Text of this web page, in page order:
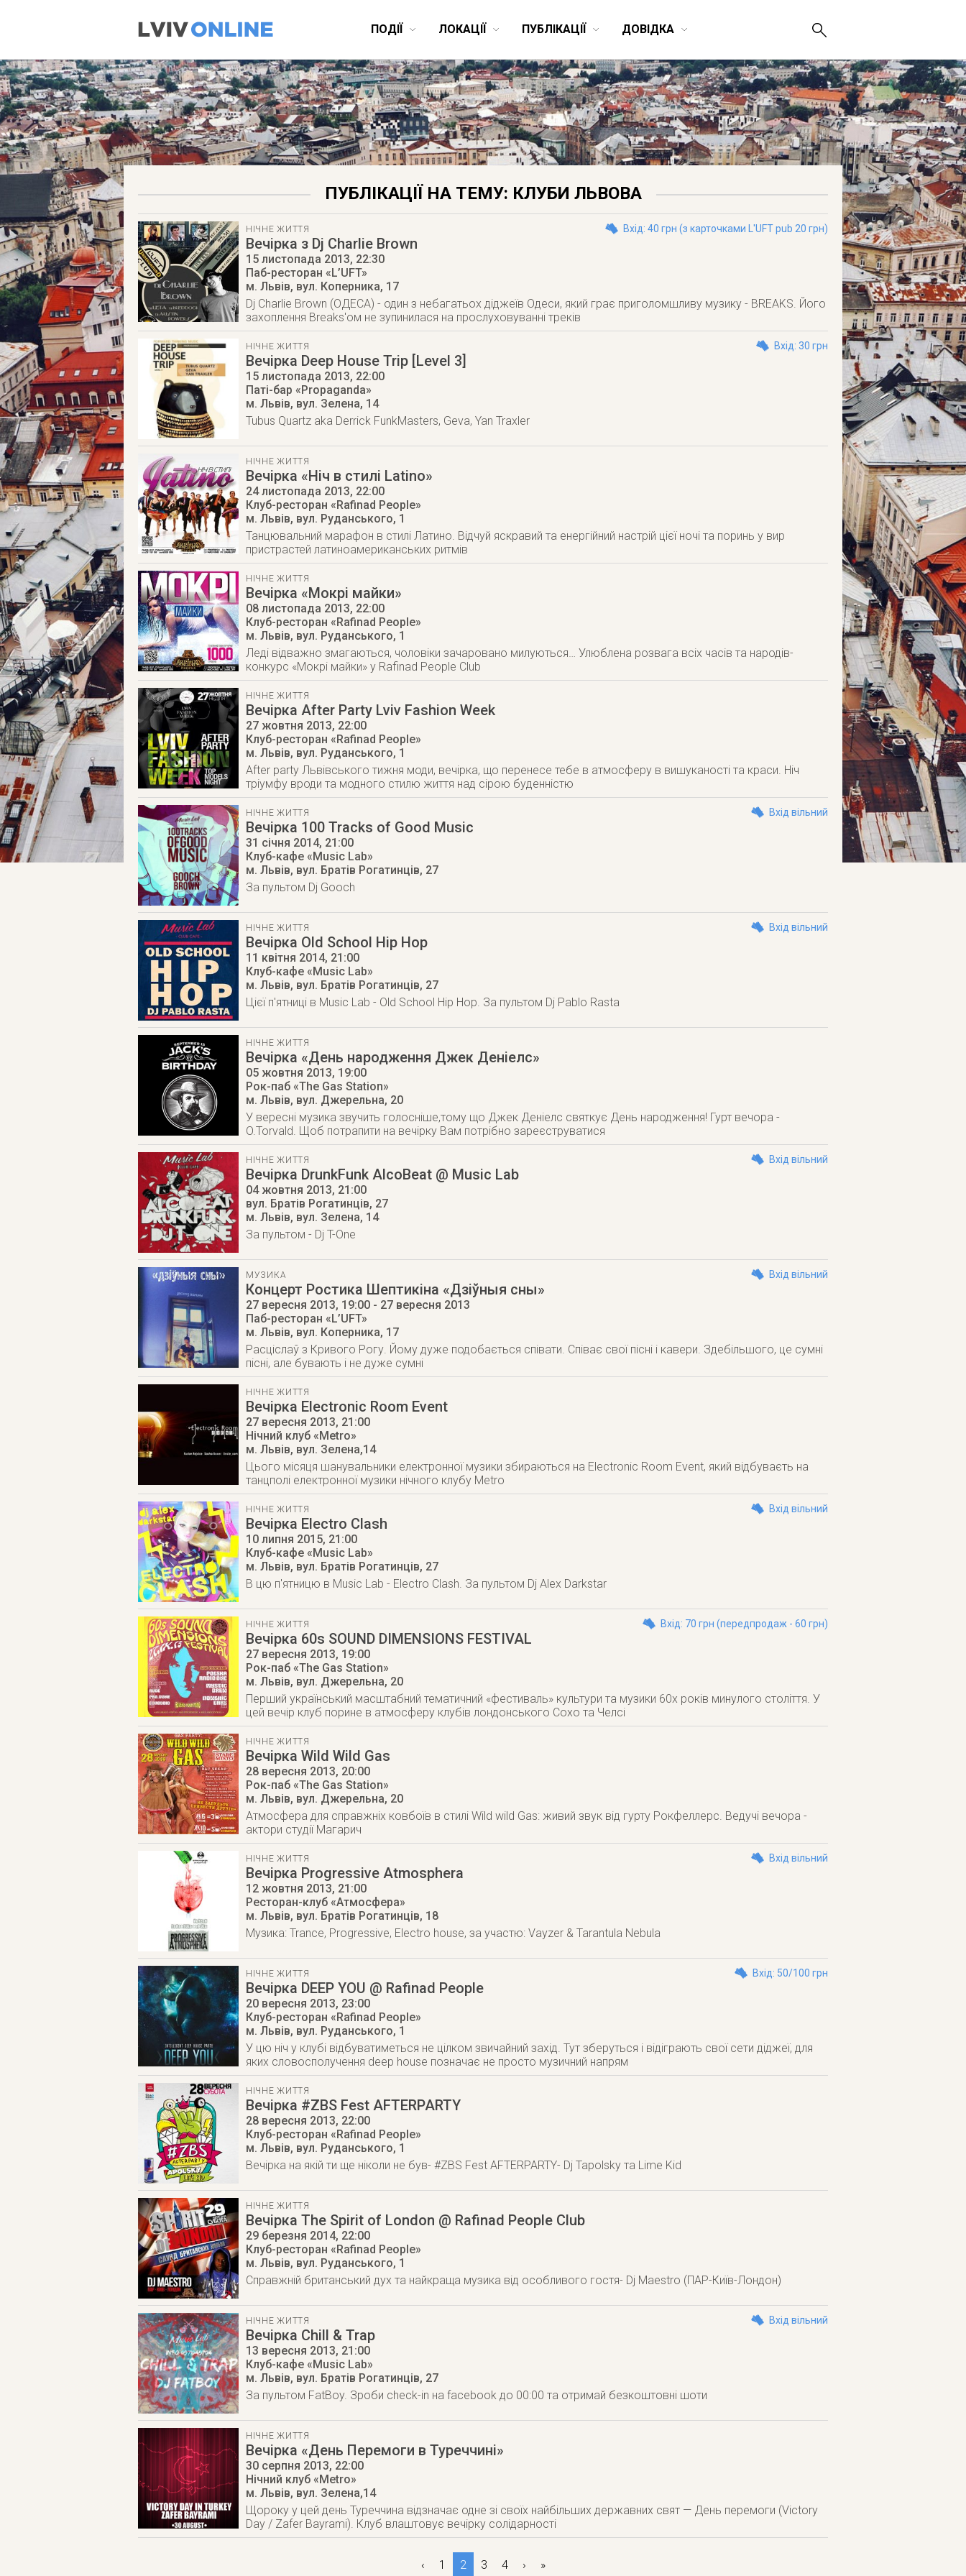
ПОДІЇ ЛОКАЦІЇ ПУБЛІКАЦІЇ ДОВІДКА
ПУБЛІКАЦІЇ НА ТЕМУ: КЛУБИ ЛЬВОВА
НІЧНЕ ЖИТТЯ Вхід: 40 грн (з карточками L'UFT pub 20 грн)
Вечірка з Dj Charlie Brown
15 листопада 2013, 22:30
Паб-ресторан «L’UFT»
м. Львів, вул. Коперника, 17
Dj Charlie Brown (ОДЕСА) - один з небагатьох діджеїв Одеси, який грає приголомшливу музику - BREAKS. Його
захоплення Breaks'ом не зупинилася на прослуховуванні треків
НІЧНЕ ЖИТТЯ Вхід: 30 грн
Вечірка Deep House Trip [Level 3]
15 листопада 2013, 22:00
Паті-бар «Propaganda»
м. Львів, вул. Зелена, 14
Tubus Quartz aka Derrick FunkMasters, Geva, Yan Traxler
НІЧНЕ ЖИТТЯ
Вечірка «Ніч в стилі Latino»
24 листопада 2013, 22:00
Клуб-ресторан «Rafinad People»
м. Львів, вул. Руданського, 1
Танцювальний марафон в стилі Латино. Відчуй яскравий та енергійний настрій цієї ночі та поринь у вир
пристрастей латиноамериканських ритмів
НІЧНЕ ЖИТТЯ
Вечірка «Мокрі майки»
08 листопада 2013, 22:00
Клуб-ресторан «Rafinad People»
м. Львів, вул. Руданського, 1
Леді відважно змагаються, чоловіки зачаровано милуються… Улюблена розвага всіх часів та народів-
конкурс «Мокрі майки» у Rafinad People Club
НІЧНЕ ЖИТТЯ
Вечірка After Party Lviv Fashion Week
27 жовтня 2013, 22:00
Клуб-ресторан «Rafinad People»
м. Львів, вул. Руданського, 1
After party Львівського тижня моди, вечірка, що перенесе тебе в атмосферу в вишуканості та краси. Ніч
тріумфу вроди та модного стилю життя над сірою буденністю
НІЧНЕ ЖИТТЯ Вхід вільний
Вечірка 100 Tracks of Good Music
31 січня 2014, 21:00
Клуб-кафе «Music Lab»
м. Львів, вул. Братів Рогатинців, 27
За пультом Dj Gooch
НІЧНЕ ЖИТТЯ Вхід вільний
Вечірка Old School Hip Hop
11 квітня 2014, 21:00
Клуб-кафе «Music Lab»
м. Львів, вул. Братів Рогатинців, 27
Цієї п'ятниці в Music Lab - Old School Hip Hop. За пультом Dj Pablo Rasta
НІЧНЕ ЖИТТЯ
Вечірка «День народження Джек Деніелс»
05 жовтня 2013, 19:00
Рок-паб «The Gas Station»
м. Львів, вул. Джерельна, 20
У вересні музика звучить голосніше,тому що Джек Деніелс святкує День народження! Гурт вечора -
O.Torvald. Щоб потрапити на вечірку Вам потрібно зареєструватися
НІЧНЕ ЖИТТЯ Вхід вільний
Вечірка DrunkFunk AlcoBeat @ Music Lab
04 жовтня 2013, 21:00
вул. Братів Рогатинців, 27
м. Львів, вул. Зелена, 14
За пультом - Dj T-One
МУЗИКА Вхід вільний
Концерт Ростика Шептикіна «Дзіўныя сны»
27 вересня 2013, 19:00 - 27 вересня 2013
Паб-ресторан «L’UFT»
м. Львів, вул. Коперника, 17
Расціслаў з Кривого Рогу. Йому дуже подобається співати. Співає свої пісні і кавери. Здебільшого, це сумні
пісні, але бувають і не дуже сумні
НІЧНЕ ЖИТТЯ
Вечірка Electronic Room Event
27 вересня 2013, 21:00
Нічний клуб «Metro»
м. Львів, вул. Зелена,14
Цього місяця шанувальники електронної музики збираються на Electronic Room Event, який відбуваєть на
танцполі електронної музики нічного клубу Metro
НІЧНЕ ЖИТТЯ Вхід вільний
Вечірка Electro Clash
10 липня 2015, 21:00
Клуб-кафе «Music Lab»
м. Львів, вул. Братів Рогатинців, 27
В цю п'ятницю в Music Lab - Electro Clash. За пультом Dj Alex Darkstar
НІЧНЕ ЖИТТЯ Вхід: 70 грн (передпродаж - 60 грн)
Вечірка 60s SOUND DIMENSIONS FESTIVAL
27 вересня 2013, 19:00
Рок-паб «The Gas Station»
м. Львів, вул. Джерельна, 20
Перший український масштабний тематичний «фестиваль» культури та музики 60х років минулого століття. У
цей вечір клуб порине в атмосферу клубів лондонського Сохо та Челсі
НІЧНЕ ЖИТТЯ
Вечірка Wild Wild Gas
28 вересня 2013, 20:00
Рок-паб «The Gas Station»
м. Львів, вул. Джерельна, 20
Атмосфера для справжніх ковбоїв в стилі Wild wild Gas: живий звук від гурту Рокфеллерс. Ведучі вечора -
актори студії Магарич
НІЧНЕ ЖИТТЯ Вхід вільний
Вечірка Progressive Atmosphera
12 жовтня 2013, 21:00
Ресторан-клуб «Атмосфера»
м. Львів, вул. Братів Рогатинців, 18
Музика: Trance, Progressive, Electro house, за участю: Vayzer & Tarantula Nebula
НІЧНЕ ЖИТТЯ Вхід: 50/100 грн
Вечірка DEEP YOU @ Rafinad People
20 вересня 2013, 23:00
Клуб-ресторан «Rafinad People»
м. Львів, вул. Руданського, 1
У цю ніч у клубі відбуватиметься не цілком звичайний захід. Тут зберуться і відіграють свої сети діджеї, для
яких словосполучення deep house позначає не просто музичний напрям
НІЧНЕ ЖИТТЯ
Вечірка #ZBS Fest AFTERPARTY
28 вересня 2013, 22:00
Клуб-ресторан «Rafinad People»
м. Львів, вул. Руданського, 1
Вечірка на якій ти ще ніколи не був- #ZBS Fest AFTERPARTY- Dj Tapolsky та Lime Kid
НІЧНЕ ЖИТТЯ
Вечірка The Spirit of London @ Rafinad People Club
29 березня 2014, 22:00
Клуб-ресторан «Rafinad People»
м. Львів, вул. Руданського, 1
Справжній британський дух та найкраща музика від особливого гостя- Dj Maestro (ПАР-Київ-Лондон)
НІЧНЕ ЖИТТЯ Вхід вільний
Вечірка Chill & Trap
13 вересня 2013, 21:00
Клуб-кафе «Music Lab»
м. Львів, вул. Братів Рогатинців, 27
За пультом FatBoy. Зроби check-in на facebook до 00:00 та отримай безкоштовні шоти
НІЧНЕ ЖИТТЯ
Вечірка «День Перемоги в Туреччині»
30 серпня 2013, 22:00
Нічний клуб «Metro»
м. Львів, вул. Зелена,14
Щороку у цей день Туреччина відзначає одне зі своїх найбільших державних свят — День перемоги (Victory
Day / Zafer Bayrami). Клуб влаштовує вечірку солідарності
‹ 1 2 3 4 › »